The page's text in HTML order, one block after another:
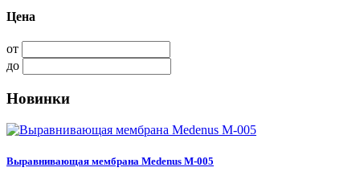
Цена
от
до
Новинки
Выравнивающая мембрана Medenus M-005